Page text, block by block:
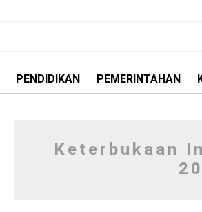
PENDIDIKAN PEMERINTAHAN
Keterbukaan